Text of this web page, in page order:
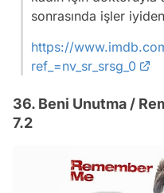
sonrasında işler
https://
ref_=nv_sr_srsg_0
36. Beni Unutma /
7.2